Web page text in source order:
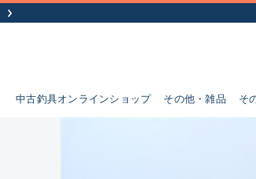
中古釣具オンラインショップ その他・雑品 そ